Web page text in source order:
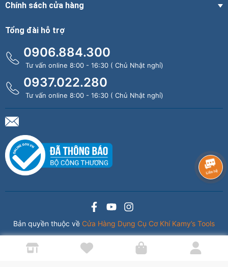
Chính sách cửa hàng
Tổng đài hỗ trợ
0906.884.300
Tư vấn online 8:00 - 16:30 ( Chủ Nhật nghỉ)
0937.022.280
Tư vấn online 8:00 - 16:30 ( Chủ Nhật nghỉ)
Bản quyền thuộc về Cửa Hàng Dụng Cụ Cơ Khí Kamy’s Tools